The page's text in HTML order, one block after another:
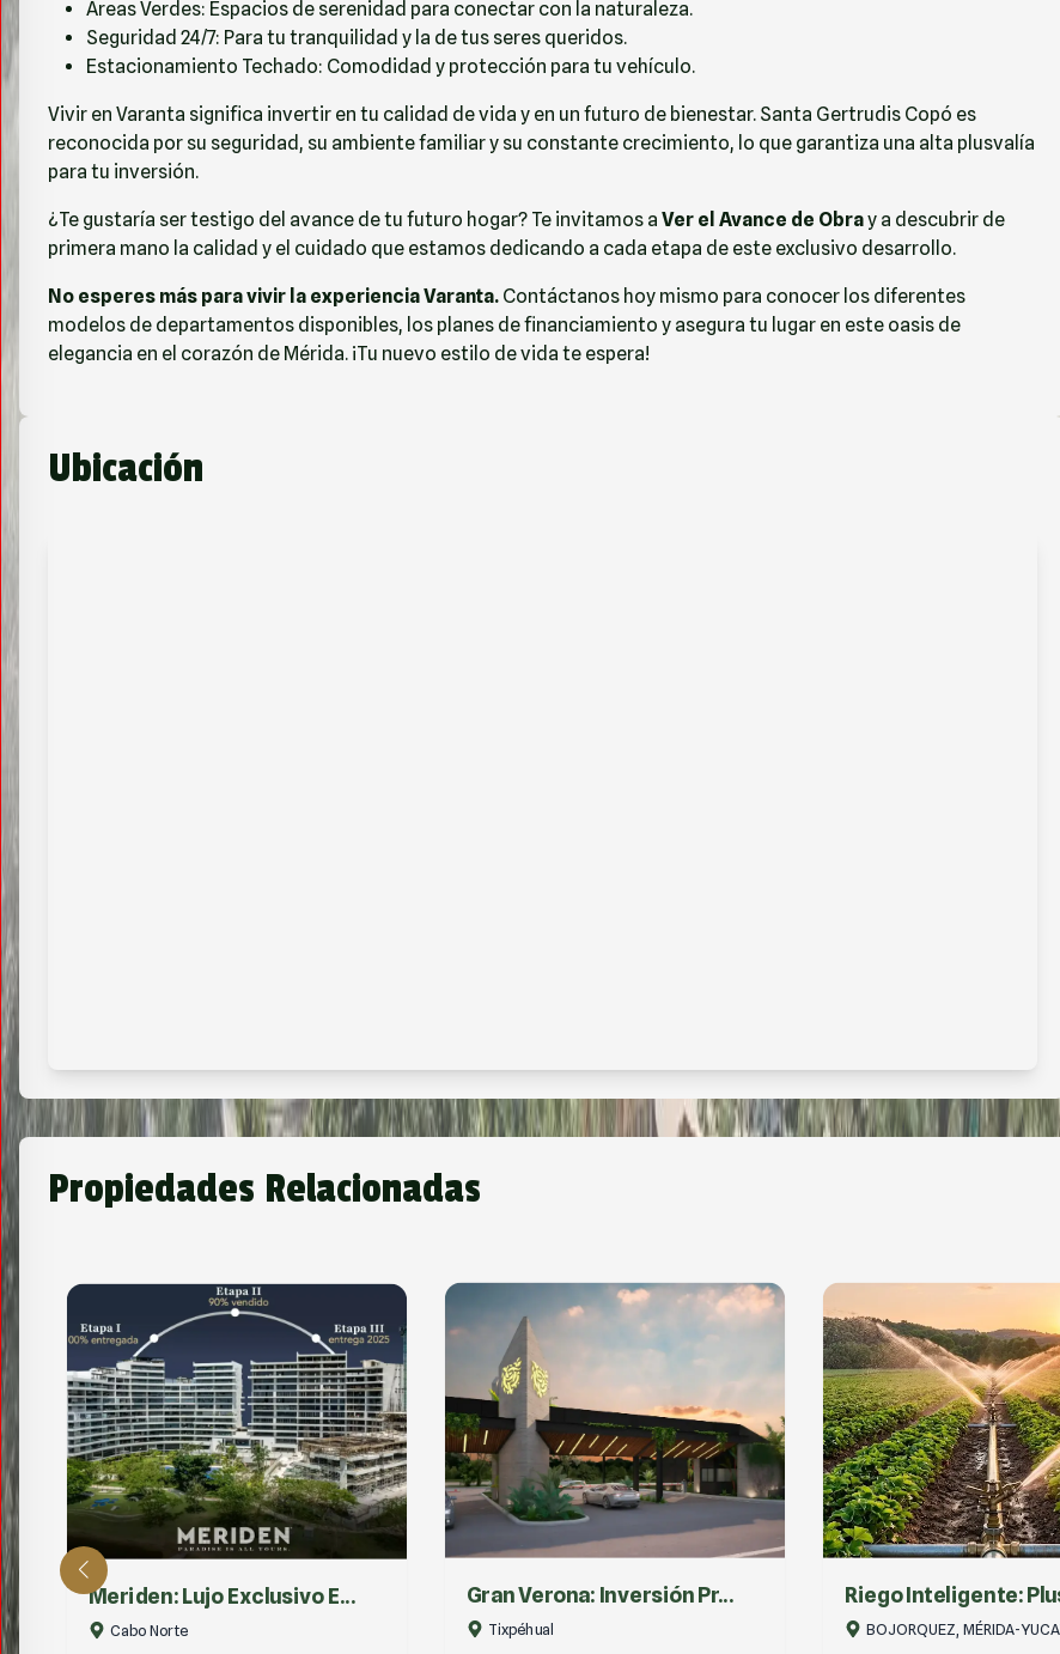
Áreas Verdes: Espacios de serenidad para conectar con la naturaleza.
Seguridad 24/7: Para tu tranquilidad y la de tus seres queridos.
Estacionamiento Techado: Comodidad y protección para tu vehículo.
Vivir en Varanta significa invertir en tu calidad de vida y en un futuro de bienestar. Santa Gertrudis Copó es
reconocida por su seguridad, su ambiente familiar y su constante crecimiento, lo que garantiza una alta plusvalía
para tu inversión.
¿Te gustaría ser testigo del avance de tu futuro hogar? Te invitamos a Ver el Avance de Obray a descubrir de
primera mano la calidad y el cuidado que estamos dedicando a cada etapa de este exclusivo desarrollo.
No esperes más para vivir la experiencia Varanta. Contáctanos hoy mismo para conocer los diferentes
modelos de departamentos disponibles, los planes de financiamiento y asegura tu lugar en este oasis de
elegancia en el corazón de Mérida. ¡Tu nuevo estilo de vida te espera!
Ubicación
Propiedades Relacionadas
Gran Verona: Inversión Pr...
Tixpéhual
Riego Inteligente: Plusva...
BOJORQUEZ, MÉRIDA-YUCATÁN
Terrenos En Telchac
Telchac